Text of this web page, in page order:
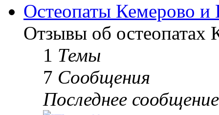
Остеопаты Кемерово и
Отзывы об остеопатах
1 Темы
7 Сообщения
Последнее сообщение